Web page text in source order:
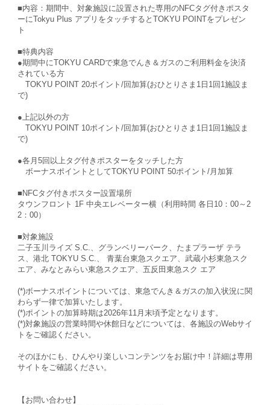
■内容：期間中、対象施設に設置された専用のNFCタグ付きポスタ
ーにTokyu Plus アプリをタッチするとTOKYU POINTをプレゼン
ト
■特典内容
●期間中にTOKYU CARDで東急でんき＆ガスのご利用料金を決済
されている方
TOKYU POINT 20ポイント/回加算(おひとりさま1日1回1施設ま
で)
●上記以外の方
TOKYU POINT 10ポイント/回加算(おひとりさま1日1回1施設ま
で)
●各月5回以上タグ付きポスターをタッチした方
ボーナスポイントとしてTOKYU POINT 50ポイント/月加算
■NFCタグ付きポスター設置場所
タウンフロント 1F 中央エレベーター横（利用時間 各日10：00～2
2：00）
■対象施設
二子玉川ライズ S.C.、グランベリーパーク、たまプラーザ テラ
ス、港北 TOKYU S.C.、 青葉台東急スクエア、武蔵小杉東急スク
エア、みなとみらい東急スクエア、五反田東急スク エア
(*)ボーナスポイントについては、東急でんき＆ガスの加入状況に関
わらず一律で加算いたします。
(*)ポイントの加算時期は2026年11月末頃予定となります。
(*)対象施設の営業時間や休館日などについては、各施設のWebサイ
トをご確認ください。
そのほかにも、ひんやり楽しいコンテンツをお届け中！詳細は専用
サイトをご確認ください。
【お問い合わせ】